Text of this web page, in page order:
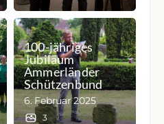
100-jähriges
Jubiläum
Ammerländer
Schützenbund
6. Februar 2025
3